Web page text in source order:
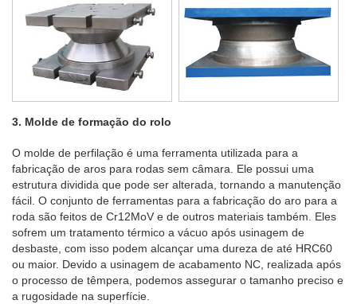
3. Molde de formação do rolo
O molde de perfilação é uma ferramenta utilizada para a
fabricação de aros para rodas sem câmara. Ele possui uma
estrutura dividida que pode ser alterada, tornando a manutenção
fácil. O conjunto de ferramentas para a fabricação do aro para a
roda são feitos de Cr12MoV e de outros materiais também. Eles
sofrem um tratamento térmico a vácuo após usinagem de
desbaste, com isso podem alcançar uma dureza de até HRC60
ou maior. Devido a usinagem de acabamento NC, realizada após
o processo de têmpera, podemos assegurar o tamanho preciso e
a rugosidade na superfície.